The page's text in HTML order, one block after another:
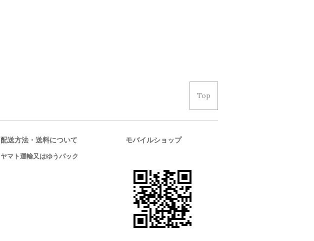
Top
配送方法・送料について
ヤマト運輸又はゆうパック
モバイルショップ